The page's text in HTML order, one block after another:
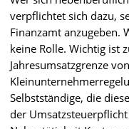
verpflichtet sich dazu,
Finanzamt anzugeben.
keine Rolle. Wichtig ist
Jahresumsatzgrenze
Selbstständige, die
der